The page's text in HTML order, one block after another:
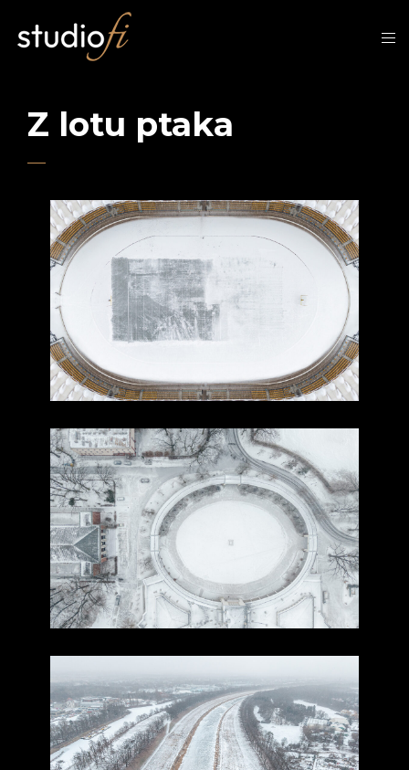
Z lotu ptaka